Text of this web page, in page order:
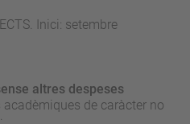
Inici: setembre
altres despeses
de caràcter no